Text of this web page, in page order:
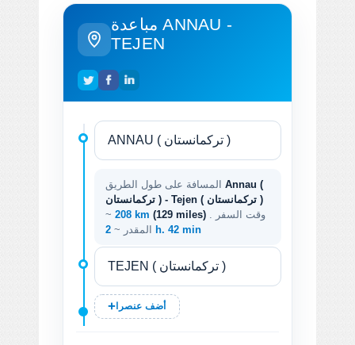
مباعدة ANNAU -
TEJEN
Annau (
تركمانستان ) - Tejen ( تركمانستان )
~
208 km (129 miles)
المقدر ~ 2 h. 42 min
أضف عنصرا